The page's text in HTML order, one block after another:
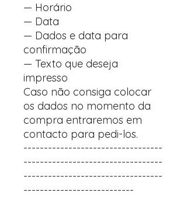
— Horário
— Data
— Dados e data para
confirmação
— Texto que deseja
impresso
Caso não consiga colocar
os dados no momento da
compra entraremos em
contacto para pedi-los.
----------------------------------
----------------------------------
----------------------------------
---------------------------